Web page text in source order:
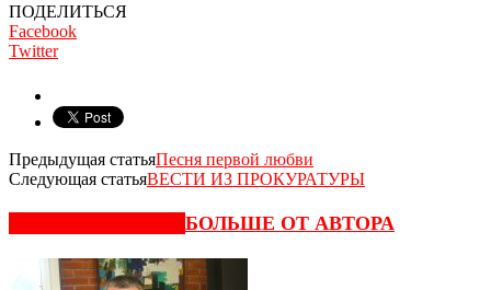
ПОДЕЛИТЬСЯ
Facebook
Twitter
Предыдущая статьяПесня первой любви
Следующая статьяВЕСТИ ИЗ ПРОКУРАТУРЫ
БОЛЬШЕ ОТ АВТОРА